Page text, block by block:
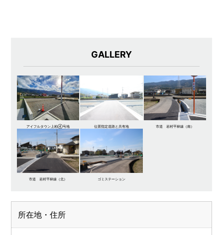
GALLERY
アイフルタウン上柏④号地 位置指定道路と共有地 市道 岩村平林線（南）
市道 岩村平林線（北） ゴミステーション
所在地・住所